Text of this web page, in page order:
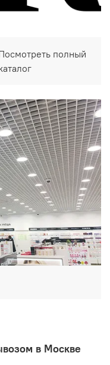
полный
в Москве